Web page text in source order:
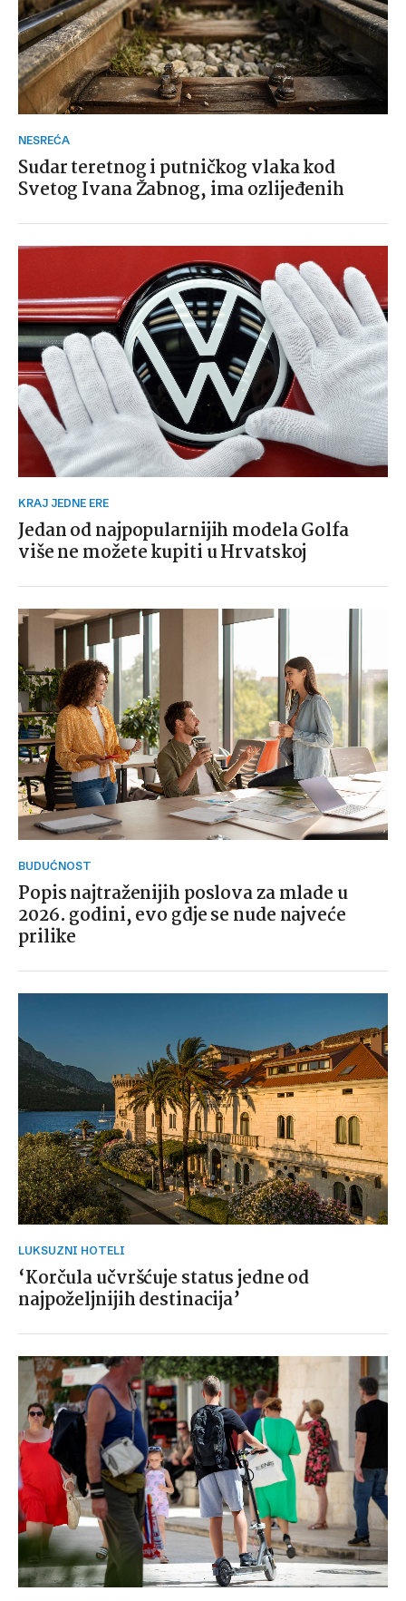
NESREĆA
Sudar teretnog i putničkog vlaka kod
Svetog Ivana Žabnog, ima ozlijeđenih
KRAJ JEDNE ERE
Jedan od najpopularnijih modela Golfa
više ne možete kupiti u Hrvatskoj
BUDUĆNOST
Popis najtraženijih poslova za mlade u
2026. godini, evo gdje se nude najveće
prilike
LUKSUZNI HOTELI
‘Korčula učvršćuje status jedne od
najpoželjnijih destinacija’